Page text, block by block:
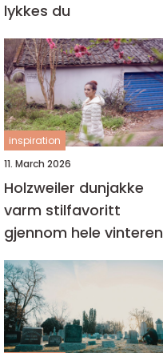
lykkes du
inspiration
11. March 2026
Holzweiler dunjakke
varm stilfavoritt
gjennom hele vinteren